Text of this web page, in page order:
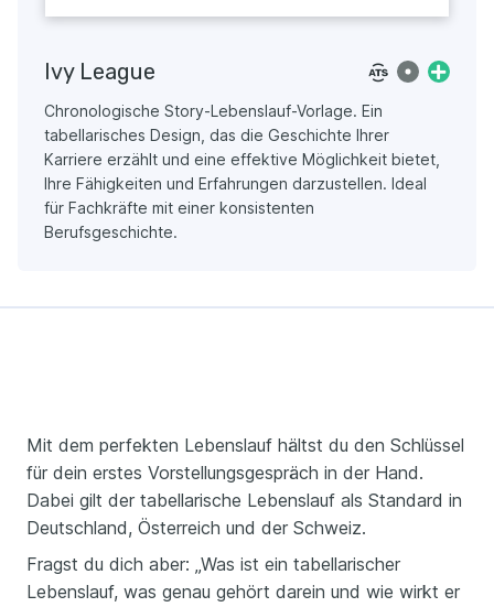
Ivy League
Chronologische Story-Lebenslauf-Vorlage. Ein
tabellarisches Design, das die Geschichte Ihrer
Karriere erzählt und eine effektive Möglichkeit bietet,
Ihre Fähigkeiten und Erfahrungen darzustellen. Ideal
für Fachkräfte mit einer konsistenten
Berufsgeschichte.
Mit dem perfekten Lebenslauf hältst du den Schlüssel
für dein erstes Vorstellungsgespräch in der Hand.
Dabei gilt der tabellarische Lebenslauf als Standard in
Deutschland, Österreich und der Schweiz.
Fragst du dich aber: „Was ist ein tabellarischer
Lebenslauf, was genau gehört darein und wie wirkt er